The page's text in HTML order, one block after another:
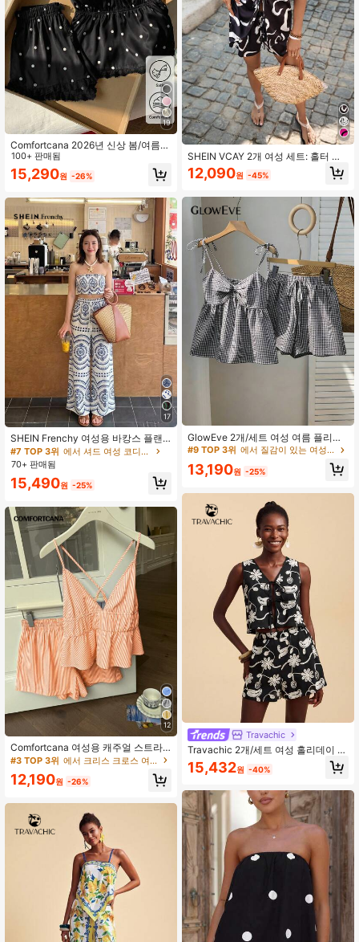
19
Comfortcana 2026년 신상 봄/여름
패션 니트 캐미솔 세트, 패딩 브라 및
반바지 포함, 레이스 트림, 여성 여름
착용, 발렌타인 데이 해변 의상에 적합
100+ 판매됨
15,290원 -26%
17
SHEIN Frenchy 여성용 바캉스 플랜
트 프린트 크롭 튜브 탑과 와이드 레그
팬츠 패션 2피스 세트
#7 TOP 3위
에서 셔드 여성 코디네이터
70+ 판매됨
15,490원 -25%
12
Comfortcana 여성용 캐주얼 스트라
이프 캐미솔과 반바지 세트, 여름
#3 TOP 3위 에서 크리스 크로스 여성 코디네이터
12,190원 -26%
SHEIN VCAY 2개 여성 세트: 홀터 넥
탑 & 하이웨스트 루즈 쇼츠, 리조트 휴
가 봄/여름
12,090원 -45%
GlowEve 2개/세트 여성 여름 플리츠
가슴 보헤미안 홀리데이 캐미솔 및 반
#9 TOP 3위 에서 질감이 있는 여성 코디네이터
13,190원 -25%
Travachic
Travachic 2개/세트 여성 홀리데이 플
로럴 자수 캐미솔 & 반바지, 여성 가을
옷, 보헤미아 스타일, 여성 가을 의상,
여성
15,432원 -40%